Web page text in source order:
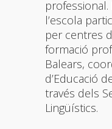
l’escola
per centres
formació
Balears,
d’Educació
través dels
Lingüístics.